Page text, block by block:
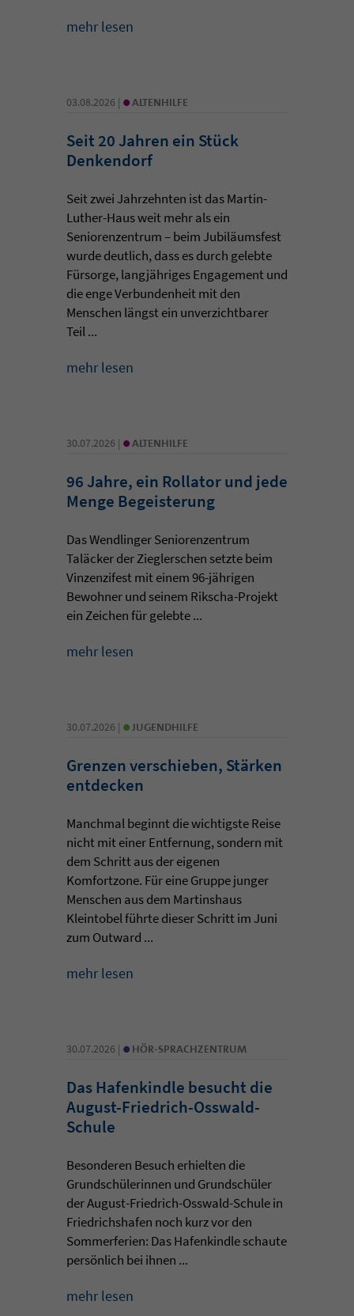
mehr lesen
03.08.2026 | • ALTENHILFE
Seit 20 Jahren ein Stück
Denkendorf
Seit zwei Jahrzehnten ist das Martin-
Luther-Haus weit mehr als ein
Seniorenzentrum – beim Jubiläumsfest
wurde deutlich, dass es durch gelebte
Fürsorge, langjähriges Engagement und
die enge Verbundenheit mit den
Menschen längst ein unverzichtbarer
Teil ...
mehr lesen
30.07.2026 | • ALTENHILFE
96 Jahre, ein Rollator und jede
Menge Begeisterung
Das Wendlinger Seniorenzentrum
Taläcker der Zieglerschen setzte beim
Vinzenzifest mit einem 96-jährigen
Bewohner und seinem Rikscha-Projekt
ein Zeichen für gelebte ...
mehr lesen
30.07.2026 | • JUGENDHILFE
Grenzen verschieben, Stärken
entdecken
Manchmal beginnt die wichtigste Reise
nicht mit einer Entfernung, sondern mit
dem Schritt aus der eigenen
Komfortzone. Für eine Gruppe junger
Menschen aus dem Martinshaus
Kleintobel führte dieser Schritt im Juni
zum Outward ...
mehr lesen
30.07.2026 | • HÖR-SPRACHZENTRUM
Das Hafenkindle besucht die
August-Friedrich-Osswald-
Schule
Besonderen Besuch erhielten die
Grundschülerinnen und Grundschüler
der August-Friedrich-Osswald-Schule in
Friedrichshafen noch kurz vor den
Sommerferien: Das Hafenkindle schaute
persönlich bei ihnen ...
mehr lesen